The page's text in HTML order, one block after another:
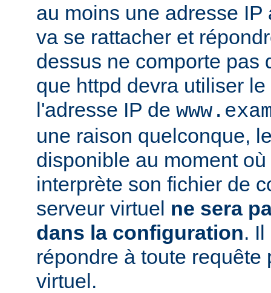
au moins une adresse
va se rattacher et
dessus ne comporte pas
que httpd devra utiliser
l'adresse IP de
une raison quelconque,
disponible au moment
interprète son fichier de
serveur virtuel ne sera
dans la configuration.
répondre à toute requête
virtuel.